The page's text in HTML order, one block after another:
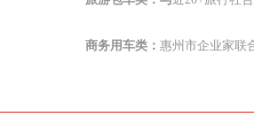
商务用车类： 惠州市企业家联